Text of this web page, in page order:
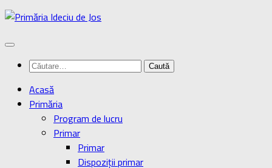
Skip
content
Caută
Acasă
Primăria
Program de lucru
Primar
Primar
Dispoziţii primar